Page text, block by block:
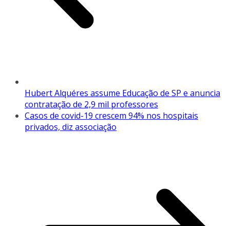
Hubert Alquéres assume Educação de SP e anuncia
contratação de 2,9 mil professores
Casos de covid-19 crescem 94% nos hospitais
privados, diz associação